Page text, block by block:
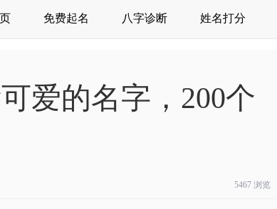
免费起名 八字诊断 姓名打分
爱的名字，200个
5467 浏览